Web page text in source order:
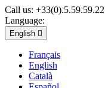
Call us:
Language:
English 
Français
English
Català